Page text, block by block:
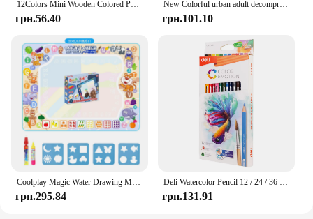
12Colors Mini Wooden Colored Pencils Set Non Toxic HB Colorful Lead Standard Painting Sketching Pen Drawing Pencils for Children
грн.56.40
New Colorful urban adult decompression scratch painting toy night DIY hand-painted creative birthday gift Home decoration M043
грн.101.10
Coolplay Magic Water Drawing Mat Coloring Doodle Mat with Magic Pens Іграшки Монтессорі Дошка для малювання Розвиваючі іграшки для дітей
грн.295.84
Deli Watercolor Pencil 12 / 24 / 36 Color Drawing Pen Art Set Children Kids Painting Sketching Water Color Pencil Kit
грн.131.91